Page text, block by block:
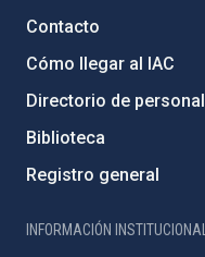
Contacto
Cómo llegar al IAC
Directorio de personal
Biblioteca
Registro general
INFORMACIÓN INSTITUCIONAL